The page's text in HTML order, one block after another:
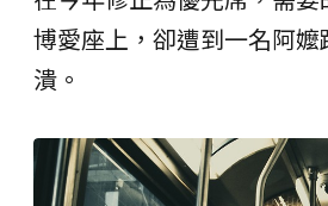
博愛座上，卻遭到一名阿嬤
潰。